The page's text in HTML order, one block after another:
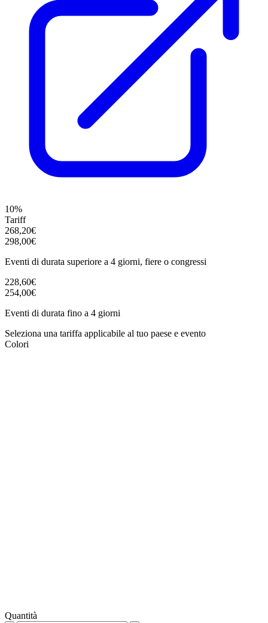
10%
Tariff
268,20€
298,00€
Eventi di durata superiore a 4 giorni, fiere o congressi
228,60€
254,00€
Eventi di durata fino a 4 giorni
Seleziona una tariffa applicabile al tuo paese e evento
Colori
Quantità